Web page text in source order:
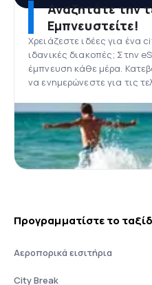
Αναζητάτε την
Εμπνευστείτε!
Χρειάζεστε ιδέες για ένα
ιδανικές διακοπές; Στην
έμπνευση κάθε μέρα.
να ενημερώνεστε για τις
Προγραμματίστε το
Αεροπορικά εισιτήρια
City Break